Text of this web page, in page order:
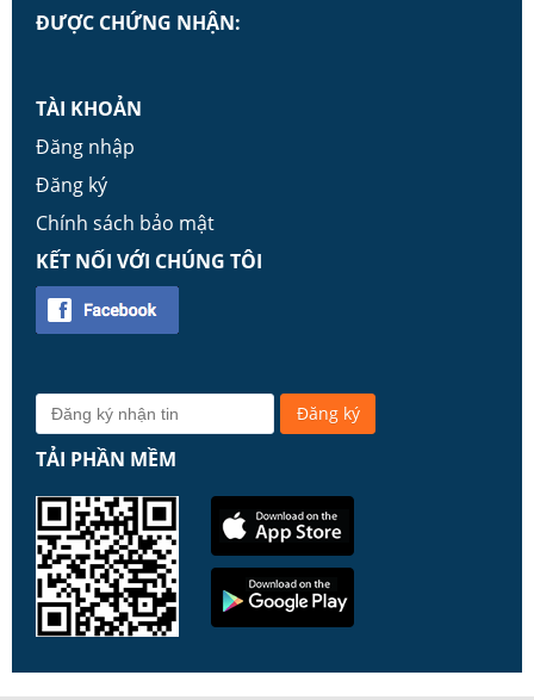
ĐƯỢC CHỨNG NHẬN:
TÀI KHOẢN
Đăng nhập
Đăng ký
Chính sách bảo mật
KẾT NỐI VỚI CHÚNG TÔI
TẢI PHẦN MỀM